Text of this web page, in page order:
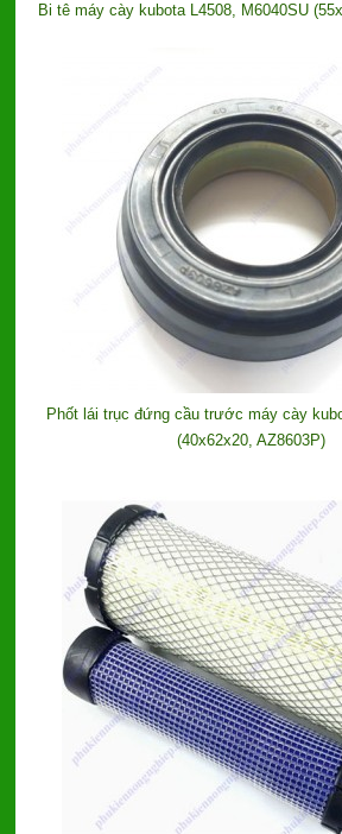
Bi tê máy cày kubota L4508, M6040SU
Phốt lái trục đứng cầu trước máy cày
(40x62x20, AZ8603P)